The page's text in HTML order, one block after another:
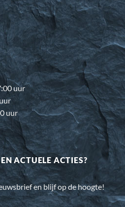
uur
uur
ACTUELE ACTIES?
en blijf op de hoogte!